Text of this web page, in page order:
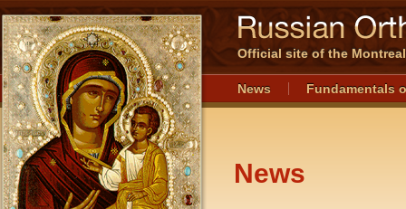
Official site of the
News Fundamentals
News